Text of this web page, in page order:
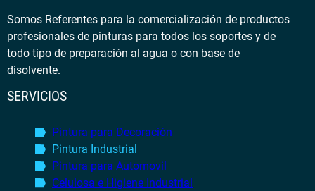
Somos Referentes para la comercialización de productos
profesionales de pinturas para todos los soportes y de
todo tipo de preparación al agua o con base de
disolvente.
SERVICIOS
Pintura para Decoración
Pintura Industrial
Pintura para Automovil
Celulosa e Higiene Industrial